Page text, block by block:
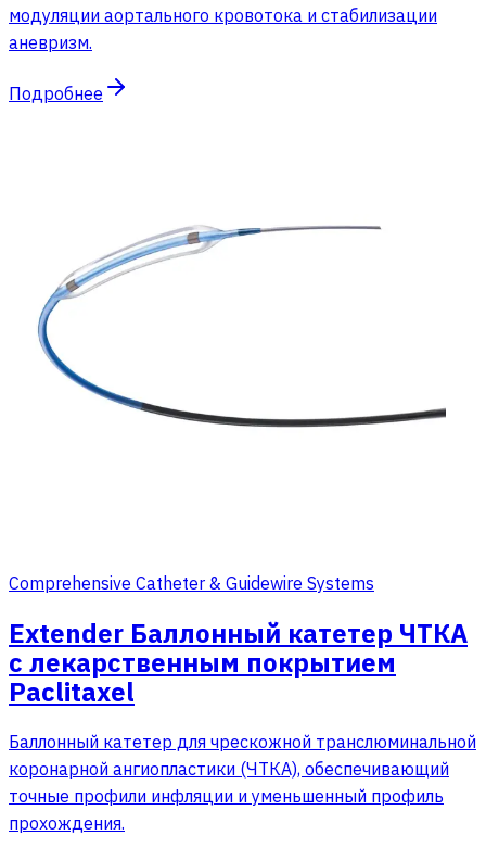
модуляции аортального кровотока и стабилизации
аневризм.
Подробнее
Comprehensive Catheter & Guidewire Systems
Extender Баллонный катетер ЧТКА
с лекарственным покрытием
Paclitaxel
Баллонный катетер для чрескожной транслюминальной
коронарной ангиопластики (ЧТКА), обеспечивающий
точные профили инфляции и уменьшенный профиль
прохождения.